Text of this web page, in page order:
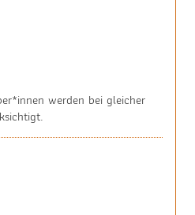
werden bei gleicher